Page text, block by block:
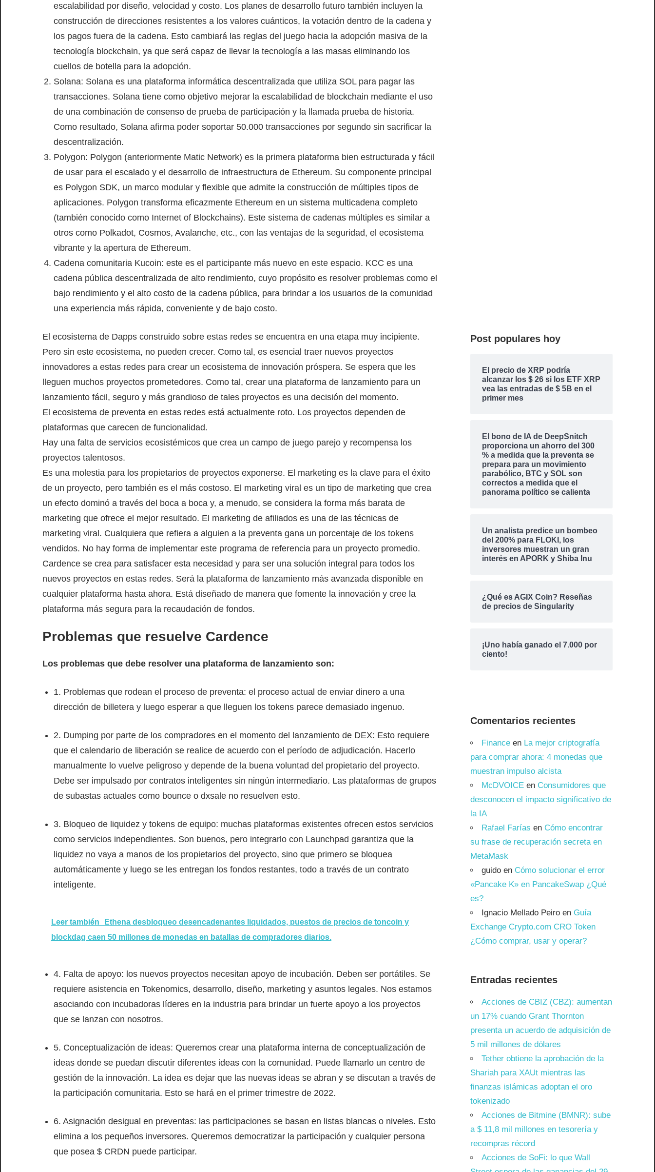
escalabilidad por diseño, velocidad y costo. Los planes de desarrollo futuro también incluyen la
construcción de direcciones resistentes a los valores cuánticos, la votación dentro de la cadena y
los pagos fuera de la cadena. Esto cambiará las reglas del juego hacia la adopción masiva de la
tecnología blockchain, ya que será capaz de llevar la tecnología a las masas eliminando los
cuellos de botella para la adopción.
Solana: Solana es una plataforma informática descentralizada que utiliza SOL para pagar las
transacciones. Solana tiene como objetivo mejorar la escalabilidad de blockchain mediante el uso
de una combinación de consenso de prueba de participación y la llamada prueba de historia.
Como resultado, Solana afirma poder soportar 50.000 transacciones por segundo sin sacrificar la
descentralización.
Polygon: Polygon (anteriormente Matic Network) es la primera plataforma bien estructurada y fácil
de usar para el escalado y el desarrollo de infraestructura de Ethereum. Su componente principal
es Polygon SDK, un marco modular y flexible que admite la construcción de múltiples tipos de
aplicaciones. Polygon transforma eficazmente Ethereum en un sistema multicadena completo
(también conocido como Internet of Blockchains). Este sistema de cadenas múltiples es similar a
otros como Polkadot, Cosmos, Avalanche, etc., con las ventajas de la seguridad, el ecosistema
vibrante y la apertura de Ethereum.
Cadena comunitaria Kucoin: este es el participante más nuevo en este espacio. KCC es una
cadena pública descentralizada de alto rendimiento, cuyo propósito es resolver problemas como el
bajo rendimiento y el alto costo de la cadena pública, para brindar a los usuarios de la comunidad
una experiencia más rápida, conveniente y de bajo costo.
El ecosistema de Dapps construido sobre estas redes se encuentra en una etapa muy incipiente.
Pero sin este ecosistema, no pueden crecer. Como tal, es esencial traer nuevos proyectos
innovadores a estas redes para crear un ecosistema de innovación próspera. Se espera que les
lleguen muchos proyectos prometedores. Como tal, crear una plataforma de lanzamiento para un
lanzamiento fácil, seguro y más grandioso de tales proyectos es una decisión del momento.
El ecosistema de preventa en estas redes está actualmente roto. Los proyectos dependen de
plataformas que carecen de funcionalidad.
Hay una falta de servicios ecosistémicos que crea un campo de juego parejo y recompensa los
proyectos talentosos.
Es una molestia para los propietarios de proyectos exponerse. El marketing es la clave para el éxito
de un proyecto, pero también es el más costoso. El marketing viral es un tipo de marketing que crea
un efecto dominó a través del boca a boca y, a menudo, se considera la forma más barata de
marketing que ofrece el mejor resultado. El marketing de afiliados es una de las técnicas de
marketing viral. Cualquiera que refiera a alguien a la preventa gana un porcentaje de los tokens
vendidos. No hay forma de implementar este programa de referencia para un proyecto promedio.
Cardence se crea para satisfacer esta necesidad y para ser una solución integral para todos los
nuevos proyectos en estas redes. Será la plataforma de lanzamiento más avanzada disponible en
cualquier plataforma hasta ahora. Está diseñado de manera que fomente la innovación y cree la
plataforma más segura para la recaudación de fondos.
Problemas que resuelve Cardence
Los problemas que debe resolver una plataforma de lanzamiento son:
1. Problemas que rodean el proceso de preventa: el proceso actual de enviar dinero a una
dirección de billetera y luego esperar a que lleguen los tokens parece demasiado ingenuo.
2. Dumping por parte de los compradores en el momento del lanzamiento de DEX: Esto requiere
que el calendario de liberación se realice de acuerdo con el período de adjudicación. Hacerlo
manualmente lo vuelve peligroso y depende de la buena voluntad del propietario del proyecto.
Debe ser impulsado por contratos inteligentes sin ningún intermediario. Las plataformas de grupos
de subastas actuales como bounce o dxsale no resuelven esto.
3. Bloqueo de liquidez y tokens de equipo: muchas plataformas existentes ofrecen estos servicios
como servicios independientes. Son buenos, pero integrarlo con Launchpad garantiza que la
liquidez no vaya a manos de los propietarios del proyecto, sino que primero se bloquea
automáticamente y luego se les entregan los fondos restantes, todo a través de un contrato
inteligente.
Leer también
Ethena desbloqueo desencadenantes liquidados, puestos de precios de toncoin y
blockdag caen 50 millones de monedas en batallas de compradores diarios.
4. Falta de apoyo: los nuevos proyectos necesitan apoyo de incubación. Deben ser portátiles. Se
requiere asistencia en Tokenomics, desarrollo, diseño, marketing y asuntos legales. Nos estamos
asociando con incubadoras líderes en la industria para brindar un fuerte apoyo a los proyectos
que se lanzan con nosotros.
5. Conceptualización de ideas: Queremos crear una plataforma interna de conceptualización de
ideas donde se puedan discutir diferentes ideas con la comunidad. Puede llamarlo un centro de
gestión de la innovación. La idea es dejar que las nuevas ideas se abran y se discutan a través de
la participación comunitaria. Esto se hará en el primer trimestre de 2022.
6. Asignación desigual en preventas: las participaciones se basan en listas blancas o niveles. Esto
elimina a los pequeños inversores. Queremos democratizar la participación y cualquier persona
que posea $ CRDN puede participar.
Post populares hoy
El precio de XRP podría
alcanzar los $ 26 si los ETF XRP
vea las entradas de $ 5B en el
primer mes
El bono de IA de DeepSnitch
proporciona un ahorro del 300
% a medida que la preventa se
prepara para un movimiento
parabólico, BTC y SOL son
correctos a medida que el
panorama político se calienta
Un analista predice un bombeo
del 200% para FLOKI, los
inversores muestran un gran
interés en APORK y Shiba Inu
¿Qué es AGIX Coin? Reseñas
de precios de Singularity
¡Uno había ganado el 7.000 por
ciento!
Comentarios recientes
Financeen La mejor criptografía
para comprar ahora: 4 monedas que
muestran impulso alcista
McDVOICEen Consumidores que
desconocen el impacto significativo de
la IA
Rafael Farías en Cómo encontrar
su frase de recuperación secreta en
MetaMask
guidoen Cómo solucionar el error
«Pancake K» en PancakeSwap ¿Qué
es?
Ignacio Mellado Peiroen Guía
Exchange Crypto.com CRO Token
¿Cómo comprar, usar y operar?
Entradas recientes
Acciones de CBIZ (CBZ): aumentan
un 17% cuando Grant Thornton
presenta un acuerdo de adquisición de
5 mil millones de dólares
Tether obtiene la aprobación de la
Shariah para XAUt mientras las
finanzas islámicas adoptan el oro
tokenizado
Acciones de Bitmine (BMNR): sube
a $ 11,8 mil millones en tesorería y
recompras récord
Acciones de SoFi: lo que Wall